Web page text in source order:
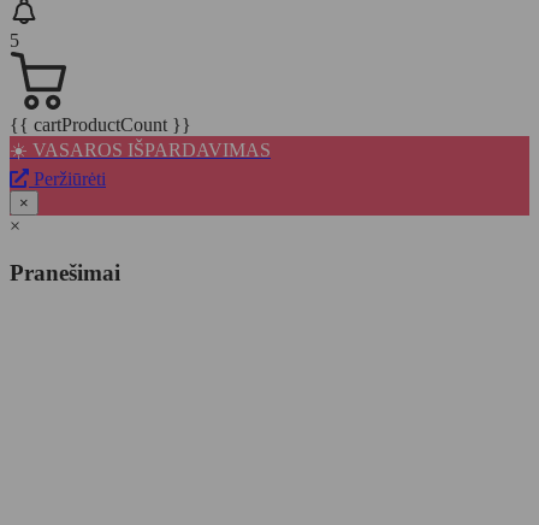
5
{{ cartProductCount }}
☀️ VASAROS IŠPARDAVIMAS
Peržiūrėti
×
×
Pranešimai